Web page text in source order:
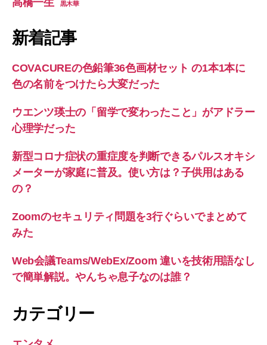
黒木華
新着記事
COVACUREの色鉛筆36色画材セット の1本1本に
色の名前をつけたら大変だった
ウエンツ瑛士の「留学で変わったこと」がアドラー
心理学だった
新型コロナ症状の重症度を判断できるパルスオキシ
メーターが家庭に普及。使い方は？子供用はある
の？
Zoomのセキュリティ問題を3行ぐらいでまとめて
みた
Web会議Teams/WebEx/Zoom 違いを技術用語なし
で簡単解説。やんちゃ息子なのは誰？
カテゴリー